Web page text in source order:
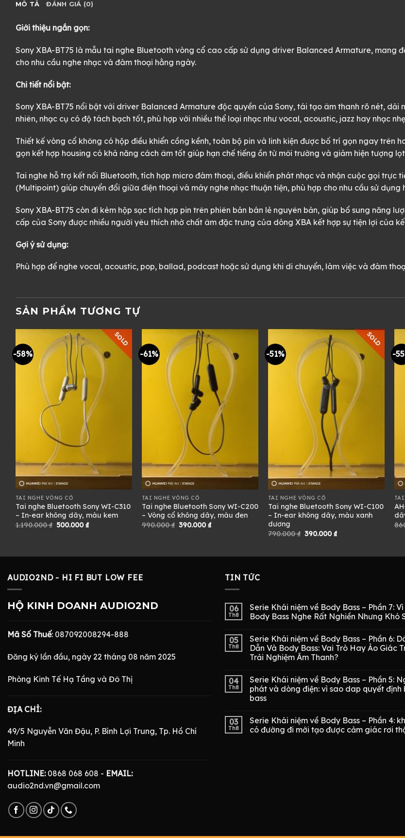
MÔ TẢ ĐÁNH GIÁ (0)
Giới thiệu ngắn gọn:
Sony XBA-BT75 là mẫu tai nghe Bluetooth vòng cổ cao cấp sử dụng driver Balanced Armature, mang
cho nhu cầu nghe nhạc và đàm thoại hằng ngày.
Chi tiết nổi bật:
Sony XBA-BT75 nổi bật với driver Balanced Armature độc quyền của Sony, tái tạo âm thanh rõ nét,
nhiên, nhạc cụ có độ tách bạch tốt, phù hợp với nhiều thể loại nhạc như vocal, acoustic, jazz hay nhạc
Thiết kế vòng cổ không có hộp điều khiển cồng kềnh, toàn bộ pin và linh kiện được bố trí gọn ngay trên
gọn kết hợp housing có khả năng cách âm tốt giúp hạn chế tiếng ồn từ môi trường và giảm hiện tượng
Tai nghe hỗ trợ kết nối Bluetooth, tích hợp micro đàm thoại, điều khiển phát nhạc và nhận cuộc gọi trực
(Multipoint) giúp chuyển đổi giữa điện thoại và máy nghe nhạc thuận tiện, phù hợp cho nhu cầu sử dụng
Sony XBA-BT75 còn đi kèm hộp sạc tích hợp pin trên phiên bản bán lẻ nguyên bản, giúp bổ sung năng
cấp của Sony được nhiều người yêu thích nhờ chất âm đặc trưng của dòng XBA kết hợp sự tiện lợi của
Gợi ý sử dụng:
Phù hợp để nghe vocal, acoustic, pop, ballad, podcast hoặc sử dụng khi di chuyển, làm việc và đàm
SẢN PHẨM TƯƠNG TỰ
-58%
SOLD
TAI NGHE VÒNG CỔ
Tai nghe Bluetooth Sony WI-C310
– In-ear không dây, màu kem
1.190.000₫ Giá
500.000₫Giá
-61%
TAI NGHE VÒNG CỔ
Tai nghe Bluetooth Sony WI-C200
– Vòng cổ không dây, màu đen
990.000₫ Giá
390.000₫Giá
-51%
SOLD
TAI NGHE VÒNG CỔ
Tai nghe Bluetooth Sony WI-C100
– In-ear không dây, màu xanh
dương
790.000₫ Giá
390.000₫Giá
-
TAI
AUDIO2ND - HI FI BUT LOW FEE
HỘ KINH DOANH AUDIO2ND
Mã Số Thuế: 087092008294-888
Đăng ký lần đầu, ngày 22 tháng 08 năm 2025
Phòng Kinh Tế Hạ Tầng và Đô Thị
ĐỊA CHỈ:
49/5 Nguyễn Văn Đậu, P. Bình Lợi Trung, Tp. Hồ Chí
Minh
HOTLINE:0868 068 608 - EMAIL:
audio2nd.vn@gmail.com
TIN TỨC
06
Th8
Serie Khái niệm về Body Bass – Phần 7:
Body Bass Nghe Rất Nghiền Nhưng Khó
05
Th8
Serie Khái niệm về Body Bass – Phần 6:
Dẫn Và Body Bass: Vai Trò Hay Ảo Giác
Trải Nghiệm Âm Thanh?
04
Th8
Serie Khái niệm về Body Bass – Phần 5:
phát và dòng điện: vì sao dap quyết định
bass
03
Th8
Serie Khái niệm về Body Bass – Phần 4:
có đường đi mới tạo được cảm giác rơi